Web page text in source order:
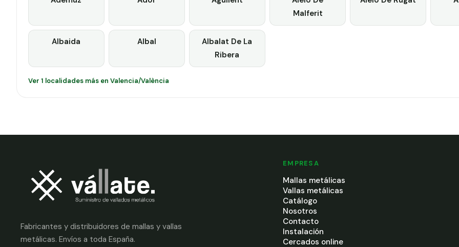
Malferit
Albaida Albal
Albalat De La
Ribera
Ver 1 localidades más en Valencia/València
Fabricantes y distribuidores de mallas y vallas
metálicas. Envíos a toda España.
EMPRESA
Mallas metálicas
Vallas metálicas
Catálogo
Nosotros
Contacto
Instalación
Cercados online